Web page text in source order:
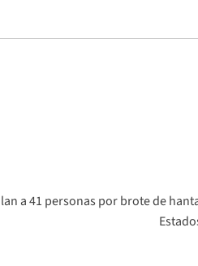
a 41 personas por brote de